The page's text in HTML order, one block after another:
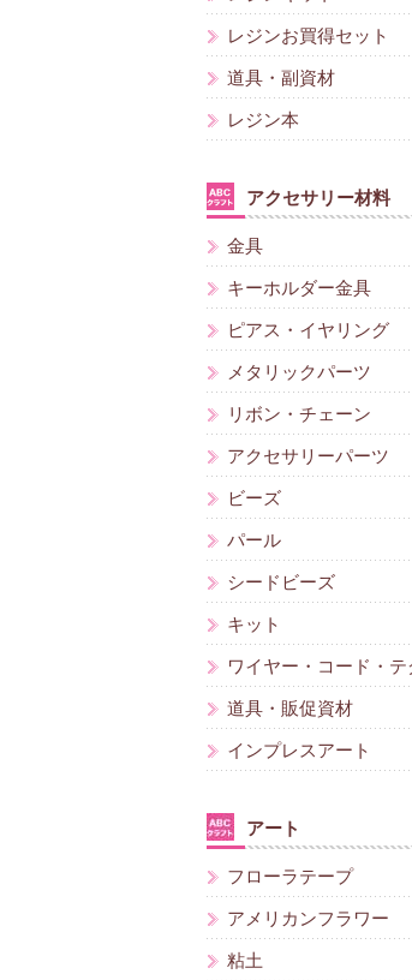
レジンお買得セット
道具・副資材
レジン本
アクセサリー材料
金具
キーホルダー金具
ピアス・イヤリング
メタリックパーツ
リボン・チェーン
アクセサリーパーツ
ビーズ
パール
シードビーズ
キット
ワイヤー・コード・テ
道具・販促資材
インプレスアート
アート
フローラテープ
アメリカンフラワー
粘土